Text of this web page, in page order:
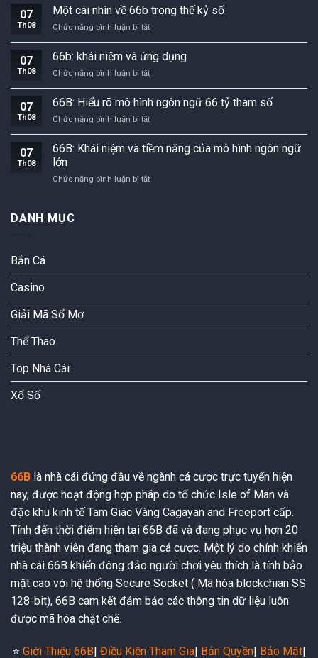
tác
của
nó
gì:
cái
nhìn
tổng
và
ứng
dụng
07
Th08
Một cái nhìn về 66b trong thế kỷ số
Chức năng bình luận bị tắtMột
về
66b
trong
thế
số
07
Th08
66b: khái niệm và ứng dụng
Chức năng bình luận bị tắt66b:
niệm
và
ứng
dụng
07
Th08
66B: Hiểu rõ mô hình ngôn ngữ 66 tỷ tham số
Chức năng bình luận bị tắt66B:
rõ
mô
ngôn
07
Th08
66B: Khái niệm và tiềm năng của mô hình ngôn ngữ
lớn
Chức năng bình luận bị tắt66B:
hình
ngữ
DANH MỤC
Bắn Cá
Casino
Giải Mã Sổ Mơ
Thể Thao
Top Nhà Cái
Xổ Số
66B là nhà cái đứng đầu về ngành cá cược trực tuyến hiện
nay, được hoạt động hợp pháp do tổ chức Isle of Man và
đặc khu kinh tế Tam Giác Vàng Cagayan and Freeport cấp.
Tính đến thời điểm hiện tại 66B đã và đang phục vụ hơn 20
triệu thành viên đang tham gia cá cược. Một lý do chính khiến
nhà cái 66B khiến đông đảo người chơi yêu thích là tính bảo
mật cao với hệ thống Secure Socket ( Mã hóa blockchian SS
128-bit), 66B cam kết đảm bảo các thông tin dữ liệu luôn
được mã hóa chặt chẽ.
⭐️ Giới Thiệu 66B| Điều Kiện Tham Gia| Bản Quyền| Bảo Mật|